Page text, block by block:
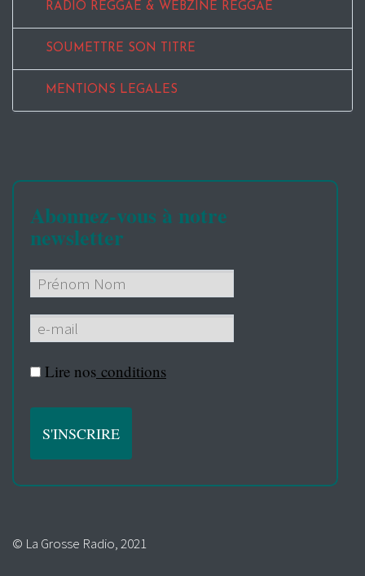
RADIO REGGAE & WEBZINE REGGAE
SOUMETTRE SON TITRE
MENTIONS LEGALES
Abonnez-vous à notre
newsletter
Lire nos conditions
© La Grosse Radio, 2021